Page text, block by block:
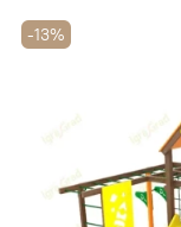
-13%